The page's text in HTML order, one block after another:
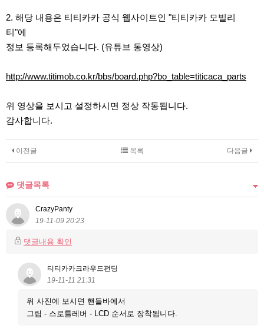
2. 해당 내용은 티티카카 공식 웹사이트인 "티티카카 모빌리
티"에
정보 등록해두었습니다. (유튜브 동영상)
http://www.titimob.co.kr/bbs/board.php?bo_table=titicaca_parts
위 영상을 보시고 설정하시면 정상 작동됩니다.
감사합니다.
이전글 다음글
목록
댓글목록
CrazyPanty
19-11-09 20:23
댓글내용 확인
티티카카크라우드펀딩
19-11-11 21:31
위 사진에 보시면 핸들바에서
그립 - 스로틀레버 - LCD 순서로 장착됩니다.